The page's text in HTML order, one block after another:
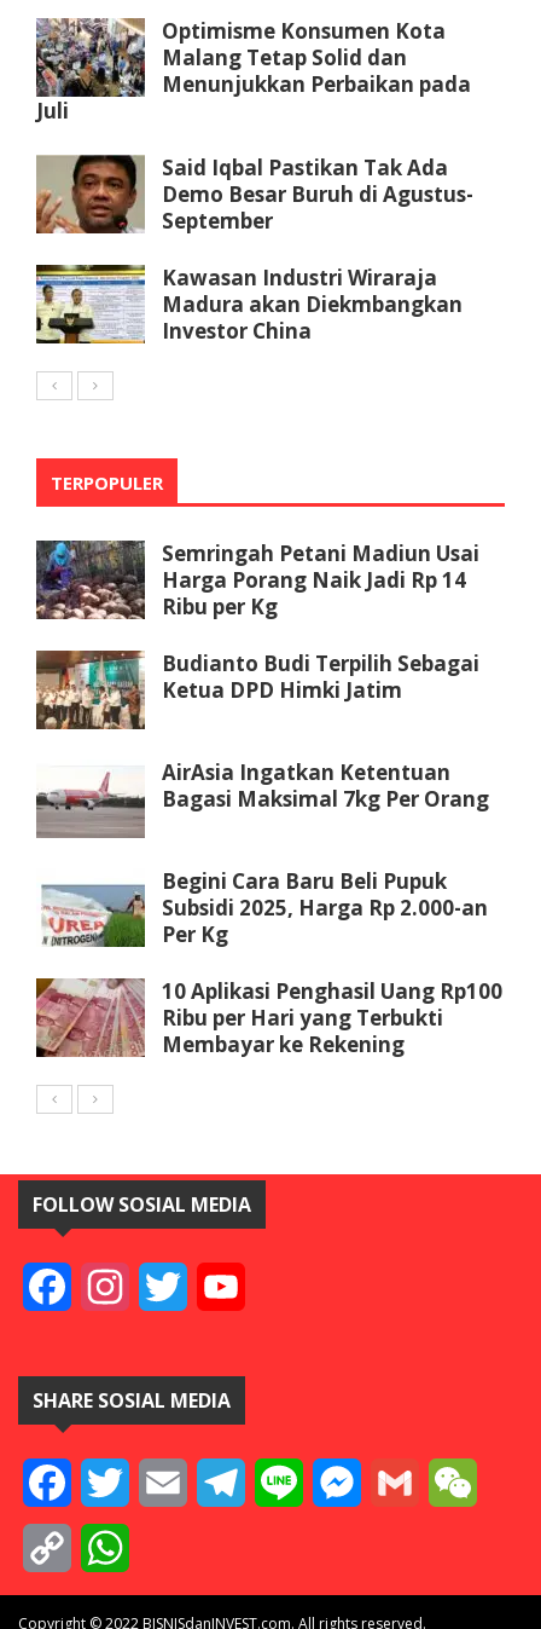
Optimisme Konsumen Kota
Malang Tetap Solid dan
Menunjukkan Perbaikan pada
Juli
Said Iqbal Pastikan Tak Ada
Demo Besar Buruh di Agustus-
September
Kawasan Industri Wiraraja
Madura akan Diekmbangkan
Investor China
TERPOPULER
Semringah Petani Madiun Usai
Harga Porang Naik Jadi Rp 14
Ribu per Kg
Budianto Budi Terpilih Sebagai
Ketua DPD Himki Jatim
AirAsia Ingatkan Ketentuan
Bagasi Maksimal 7kg Per Orang
Begini Cara Baru Beli Pupuk
Subsidi 2025, Harga Rp 2.000-an
Per Kg
10 Aplikasi Penghasil Uang Rp100
Ribu per Hari yang Terbukti
Membayar ke Rekening
FOLLOW SOSIAL MEDIA
FacebookInstagramTwitter
SHARE SOSIAL MEDIA
FacebookTwitter Email TelegramLine Messenger
Gmail
Copy
Link
Copyright © 2022 BISNISdanINVEST.com. All rights reserved.